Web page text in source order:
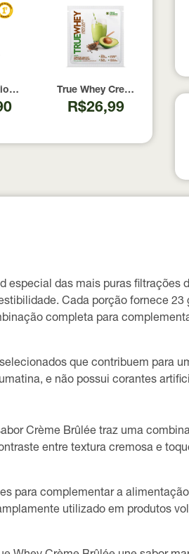
Sachê 32g
Inositol Relief Maracujá 3.0 True
True Whey Creme de
R$26,99
especial das mais puras filtrações
Cada porção fornece 23
completa para
que contribuem para
e não possui corantes
Crème Brûlée traz uma
entre textura cremosa e
para complementar a
utilizado em produtos